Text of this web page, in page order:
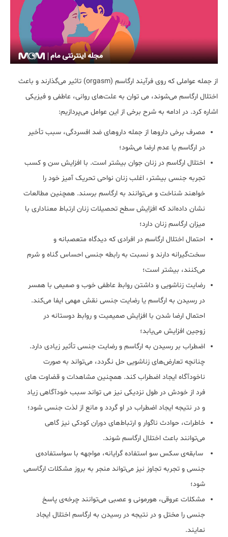
از جمله عواملی که روی فرآیند ارگاسم (orgasm) تاثیر می‌گذارند و باعث
اختلال ارگاسم می‌شوند، می توان به علت‌های روانی، عاطفی و فیزیکی
اشاره کرد. در ادامه به شرح برخی از این عوامل می‌پردازیم:
مصرف برخی داروها از جمله داروهای ضد افسردگی، سبب تأخیر
در ارگاسم یا عدم ارضا می‌شود؛
اختلال ارگاسم در زنان جوان بیشتر است. با افزایش سن و کسب
تجربه جنسی بیشتر، اغلب زنان نواحی تحریک آمیز خود را
خواهند شناخت و می‌توانند به ارگاسم برسند. همچنین مطالعات
نشان داده‌اند که افزایش سطح تحصیلات زنان ارتباط معناداری با
میزان ارگاسم زنان دارد؛
احتمال اختلال ارگاسم در افرادی که دیدگاه متعصبانه و
سخت‌گیرانه دارند و نسبت به رابطه جنسی احساس گناه و شرم
می‌کنند، بیشتر است؛
رضایت زناشویی و داشتن روابط عاطفی خوب و صمیمی با همسر
در رسیدن به ارگاسم یا رضایت جنسی نقش مهمی ایفا می‌کند.
احتمال ارضا شدن با افزایش صمیمیت و روابط دوستانه در
زوجین افزایش می‌یابد؛
اضطراب بر رسیدن به ارگاسم و رضایت جنسی تأثیر زیادی دارد.
چنا‌نچه تعارض‌های زناشویی حل نگردد، می‌تواند به صورت
ناخودآگاه ایجاد اضطراب کند. همچنین مشاهدات و قضاوت ‌های
فرد از خودش در طول نزدیکی نیز می تواند سبب خودآگاهی زیاد
و در نتیجه ایجاد اضطراب در او گردد و مانع از لذت جنسی شود؛
خاطرات، حوادث ناگوار و ارتباط‌های دوران کودکی نیز گاهی
می‌توانند باعث اختلال ارگاسم شوند.
سابقه‌ی سکس سو استفاده گرایانه، مواجهه با سواستفاده‌ی
جنسی و تجربه تجاوز نیز می‌تواند منجر به بروز مشکلات ارگاسمی
شود؛
مشکلات عروقی، هورمونی و عصبی می‌توانند چرخه‌ی پاسخ
جنسی را مختل و در نتیجه در رسیدن به ارگاسم اختلال ایجاد
نمایند.